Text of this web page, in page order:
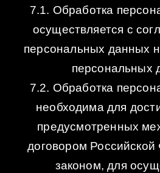
7.1. Обработка
осуществляется с
персональных данных
персональных
7.2. Обработка
необходима для
предусмотренных
договором
законом, для